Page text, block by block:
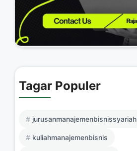
Tagar Populer
jurusanmanajemenbisnissyariah
kuliahmanajemenbisnis